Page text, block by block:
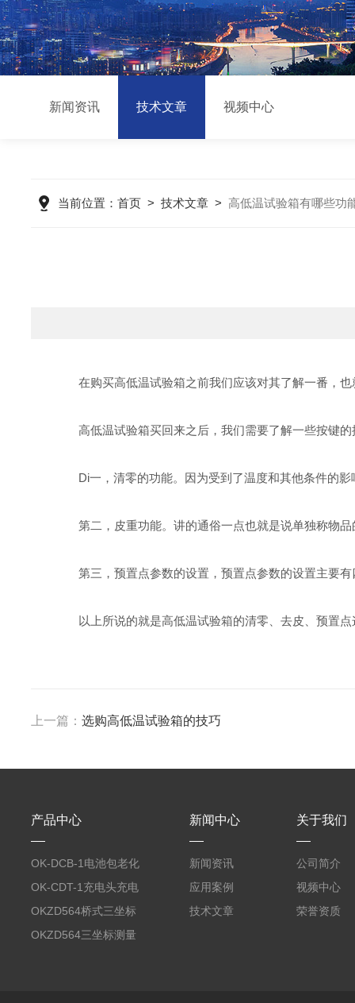
新闻资讯 技术文章 视频中心
当前位置： 首页 > 技术文章 > 高低温试验箱有哪些功
在购买高低温试验箱之前我们应该对其了解一番，也
高低温试验箱买回来之后，我们需要了解一些按键的
Di一，清零的功能。因为受到了温度和其他条件的影
第二，皮重功能。讲的通俗一点也就是说单独称物品
第三，预置点参数的设置，预置点参数的设置主要有
以上所说的就是高低温试验箱的清零、去皮、预置点
上一篇： 选购高低温试验箱的技巧
产品中心
OK-DCB-1电池包老化
测试系统
OK-CDT-1充电头充电
宝测试系统
OKZD564桥式三坐标
测量仪
OKZD564三坐标测量
新闻中心
新闻资讯
应用案例
技术文章
关于我们
公司简介
视频中心
荣誉资质